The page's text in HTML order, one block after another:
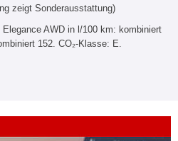
zeigt Sonderausstattung)
AWD in l/100 km: kombiniert
152. CO₂-Klasse: E.